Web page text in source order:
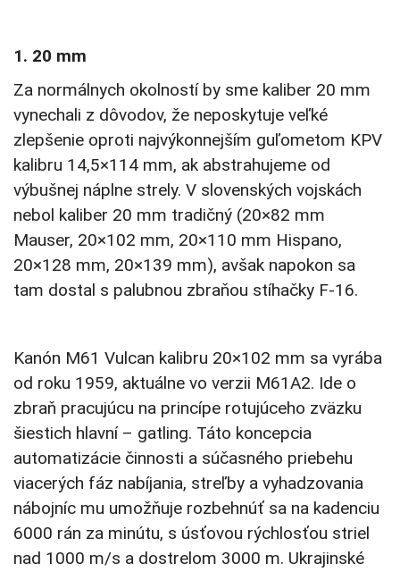
1. 20 mm
Za normálnych okolností by sme kaliber 20 mm
vynechali z dôvodov, že neposkytuje veľké
zlepšenie oproti najvýkonnejším guľometom KPV
kalibru 14,5×114 mm, ak abstrahujeme od
výbušnej náplne strely. V slovenských vojskách
nebol kaliber 20 mm tradičný (20×82 mm
Mauser, 20×102 mm, 20×110 mm Hispano,
20×128 mm, 20×139 mm), avšak napokon sa
tam dostal s palubnou zbraňou stíhačky F-16.
Kanón M61 Vulcan kalibru 20×102 mm sa vyrába
od roku 1959, aktuálne vo verzii M61A2. Ide o
zbraň pracujúcu na princípe rotujúceho zväzku
šiestich hlavní – gatling. Táto koncepcia
automatizácie činnosti a súčasného priebehu
viacerých fáz nabíjania, streľby a vyhadzovania
nábojníc mu umožňuje rozbehnúť sa na kadenciu
6000 rán za minútu, s úsťovou rýchlosťou striel
nad 1000 m/s a dostrelom 3000 m. Ukrajinské